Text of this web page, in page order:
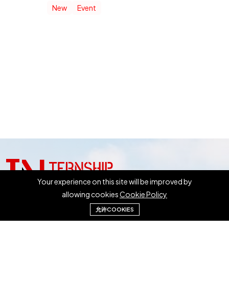
New
Event
0081-50-3631-2628
Your experience on this site will be improved by
allowing cookiesCookie Policy
允许COOKIES